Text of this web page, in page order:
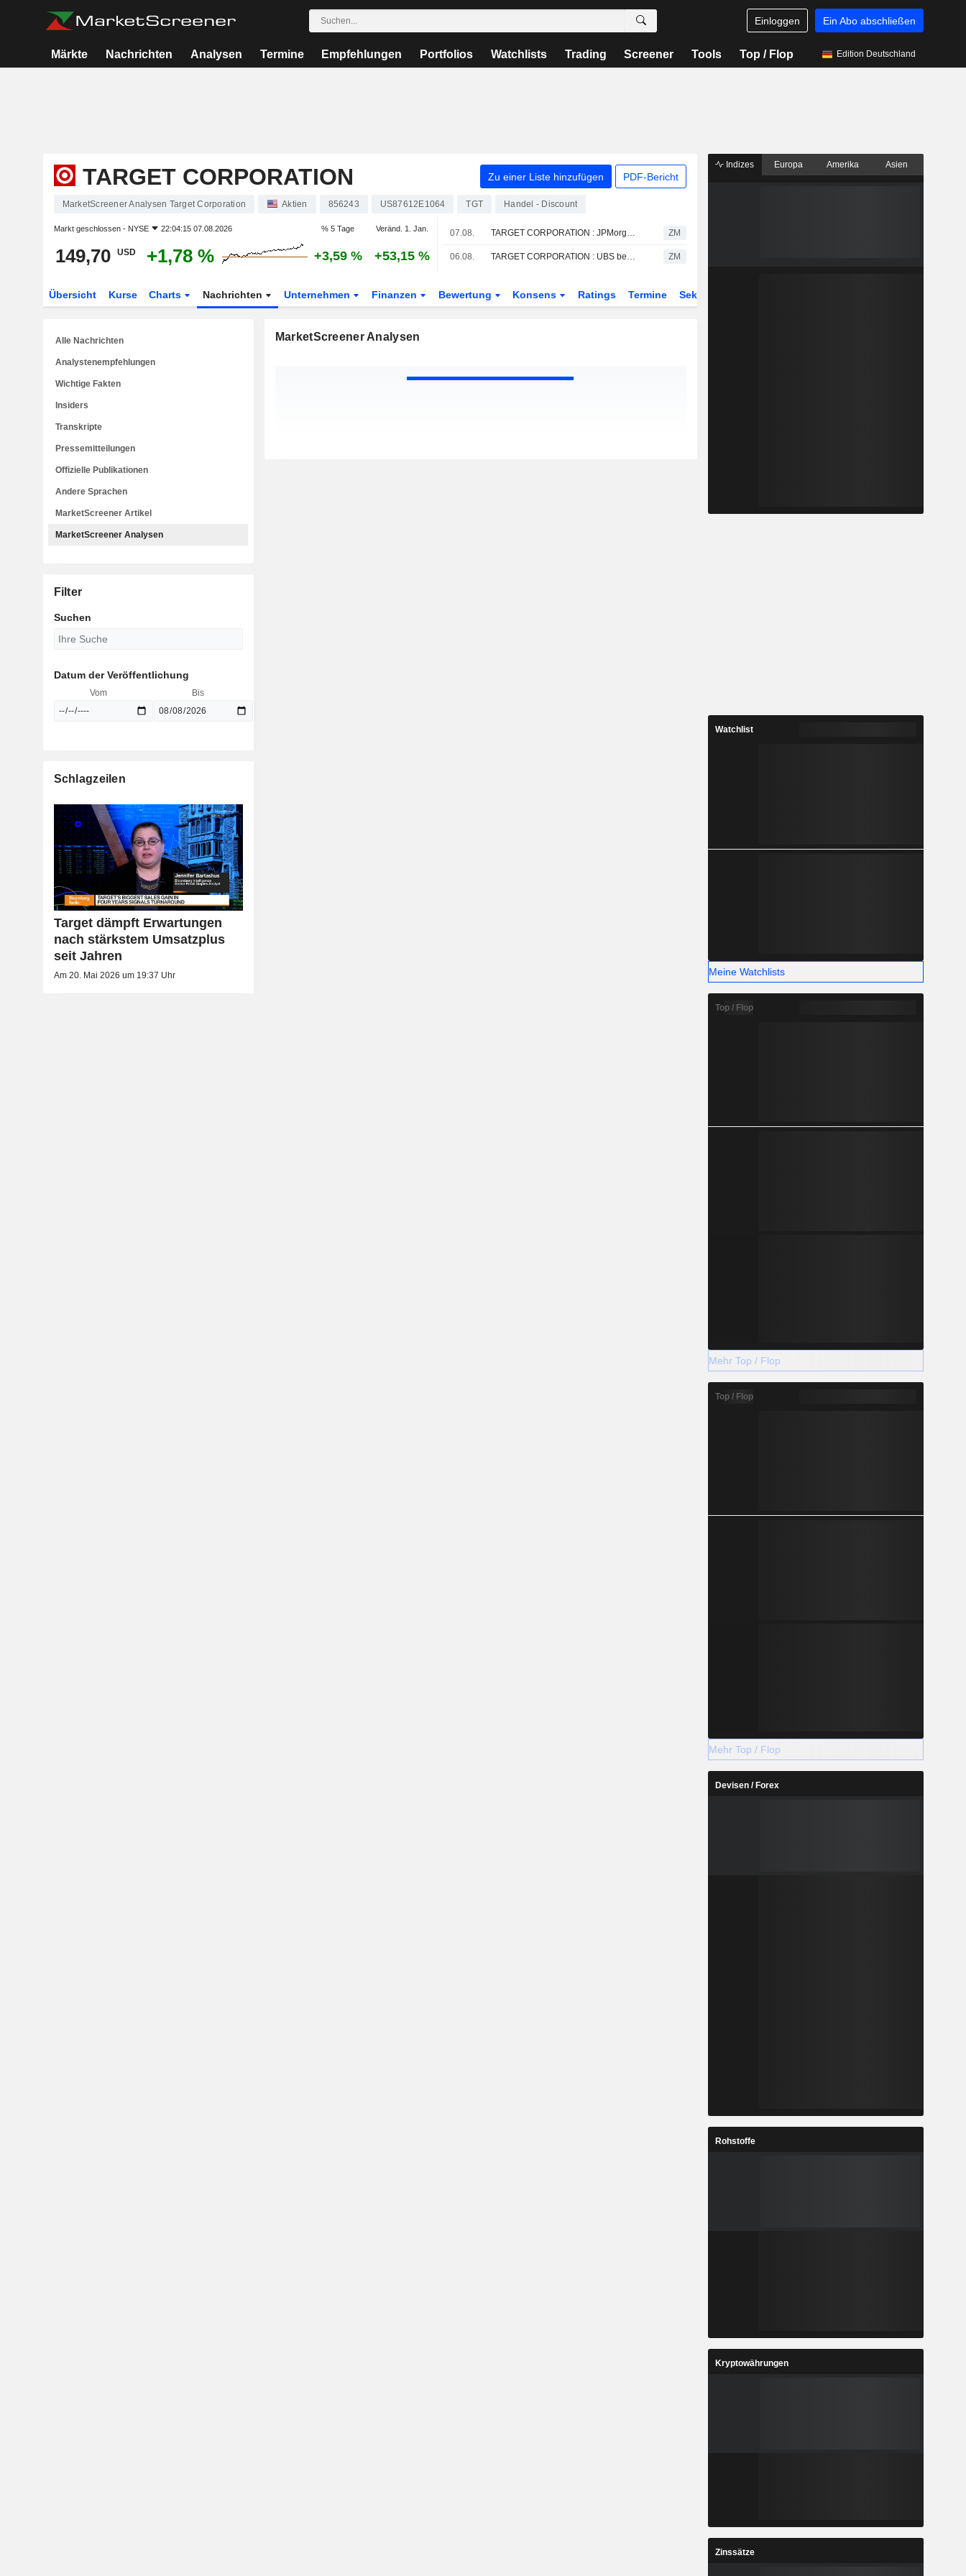
Einloggen Ein Abo abschließen
Märkte Nachrichten Analysen Termine Empfehlungen Portfolios Watchlists Trading Screener Tools Top / Flop Edition Deutschland
TARGET CORPORATION Zu einer Liste hinzufügen PDF-Bericht
MarketScreener Analysen Target Corporation Aktien 856243 US87612E1064 TGT Handel - Discount
Markt geschlossen - NYSE 22:04:15 07.08.2026 % 5 Tage Veränd. 1. Jan.
149,70 USD +1,78 % +3,59 % +53,15 %
07.08. TARGET CORPORATION : JPMorgan Chase bekräftigt seine Kaufempfehlung ZM
06.08. TARGET CORPORATION : UBS behält die Bewertung Kaufen bei ZM
Übersicht Kurse Charts Nachrichten Unternehmen Finanzen Bewertung Konsens Ratings Termine Sektor
MarketScreener Analysen
Alle Nachrichten
Analystenempfehlungen
Wichtige Fakten
Insiders
Transkripte
Pressemitteilungen
Offizielle Publikationen
Andere Sprachen
MarketScreener Artikel
MarketScreener Analysen
Filter
Suchen
Datum der Veröffentlichung
Vom Bis
Schlagzeilen
Target dämpft Erwartungen
nach stärkstem Umsatzplus
seit Jahren
Am 20. Mai 2026 um 19:37 Uhr
Indizes Europa Amerika Asien
Watchlist
Meine Watchlists
Top / Flop
Mehr Top / Flop
Top / Flop
Mehr Top / Flop
Devisen / Forex
Rohstoffe
Kryptowährungen
Zinssätze